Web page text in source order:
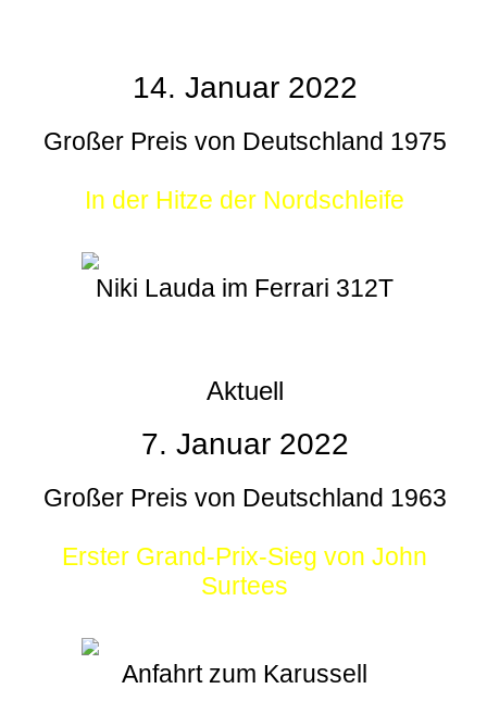
14. Januar 2022
Großer Preis von Deutschland 1975
In der Hitze der Nordschleife
Niki Lauda im Ferrari 312T
Aktuell
7. Januar 2022
Großer Preis von Deutschland 1963
Erster Grand-Prix-Sieg von John
Surtees
Anfahrt zum Karussell